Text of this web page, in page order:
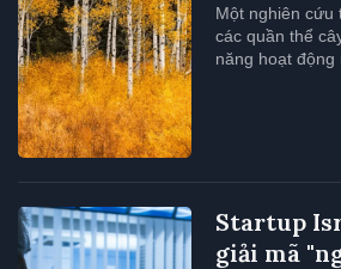
Một nghiên cứu
các quần thể
năng hoạt động
Startup
giải mã